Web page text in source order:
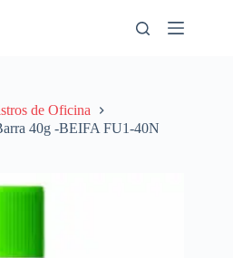
de Oficina
40g -BEIFA FU1-40N